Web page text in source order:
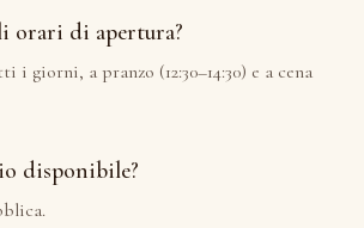
orari di apertura?
i giorni, a pranzo (12:30–14:30) e a cena
disponibile?